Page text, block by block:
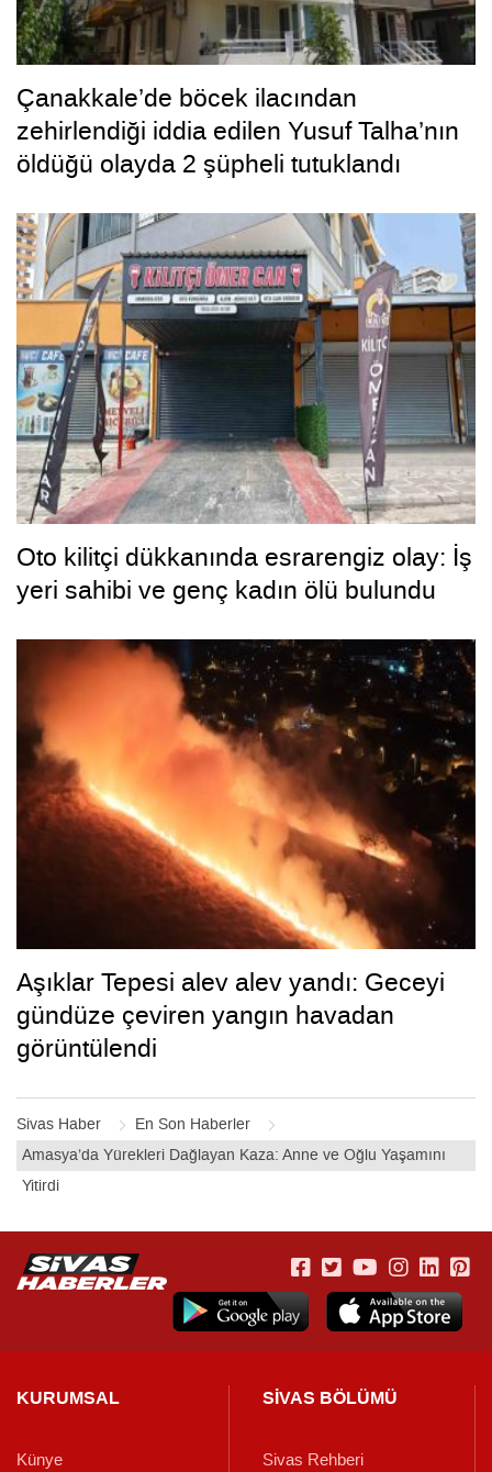
Sivas Haber
En Son Haberler
Amasya’da Yürekleri Dağlayan Kaza: Anne ve Oğlu Yaşamını
Yitirdi
Çanakkale’de böcek ilacından
zehirlendiği iddia edilen Yusuf Talha’nın
öldüğü olayda 2 şüpheli tutuklandı
Oto kilitçi dükkanında esrarengiz olay: İş
yeri sahibi ve genç kadın ölü bulundu
Aşıklar Tepesi alev alev yandı: Geceyi
gündüze çeviren yangın havadan
görüntülendi
KURUMSAL
Künye
SİVAS BÖLÜMÜ
Sivas Rehberi